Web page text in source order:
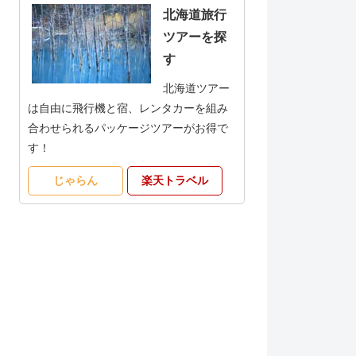
北海道旅行
ツアーを探
す
北海道ツアー
は自由に飛行機と宿、レンタカーを組み
合わせられるパッケージツアーがお得で
す！
じゃらん 楽天トラベル